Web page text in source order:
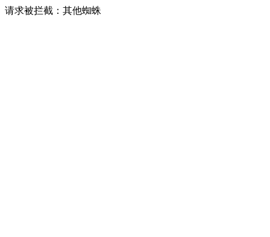
请求被拦截：其他蜘蛛